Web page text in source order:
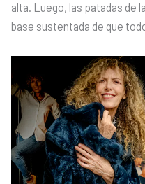
alta. Luego, las patadas de
base sustentada de que